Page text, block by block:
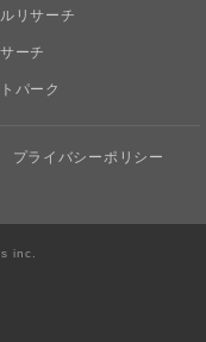
リサーチ
ーチ
パーク
プライバシーポリシー
inc.